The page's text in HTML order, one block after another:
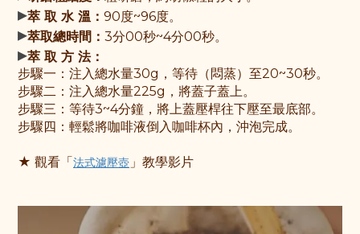
▸萃 取 水 溫： 90度~96度。
▸萃取總時間： 3分00秒~4分00秒。
▸萃 取 方 法：
步驟一： 注入總水量30g，等待（悶蒸）至20~30秒。
步驟二： 注入總水量225g，將蓋子蓋上。
步驟三： 等待3~4分鐘，將上蓋壓桿往下壓至最底部。
步驟 四： 輕鬆將咖啡液倒入咖啡杯內，沖泡完成。
★ 觀看「 法式濾壓壺 」教學影片